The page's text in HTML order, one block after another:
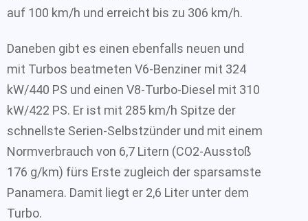
auf 100 km/h und erreicht bis zu 306 km/h.
Daneben gibt es einen ebenfalls neuen und
mit Turbos beatmeten V6-Benziner mit 324
kW/440 PS und einen V8-Turbo-Diesel mit 310
kW/422 PS. Er ist mit 285 km/h Spitze der
schnellste Serien-Selbstzünder und mit einem
Normverbrauch von 6,7 Litern (CO2-Ausstoß
176 g/km) fürs Erste zugleich der sparsamste
Panamera. Damit liegt er 2,6 Liter unter dem
Turbo.